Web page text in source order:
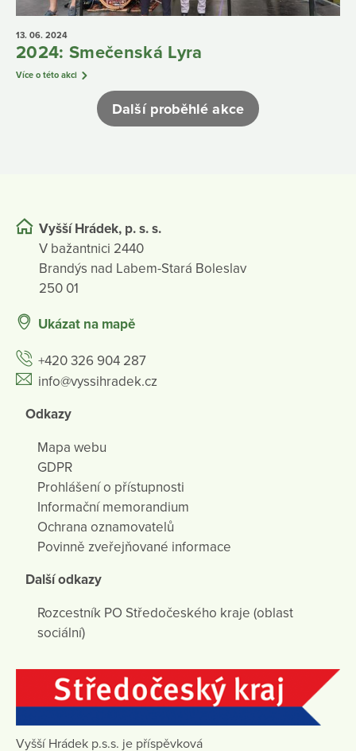
13. 06. 2024
2024: Smečenská Lyra
Více o této akci
Další proběhlé akce
Vyšší Hrádek, p. s. s.
V bažantnici 2440
Brandýs nad Labem-Stará Boleslav
250 01
Ukázat na mapě
+420 326 904 287
info@vyssihradek.cz
Odkazy
Mapa webu
GDPR
Prohlášení o přístupnosti
Informační memorandium
Ochrana oznamovatelů
Povinně zveřejňované informace
Další odkazy
Rozcestník PO Středočeského kraje (oblast
sociální)
Vyšší Hrádek p.s.s. je příspěvková